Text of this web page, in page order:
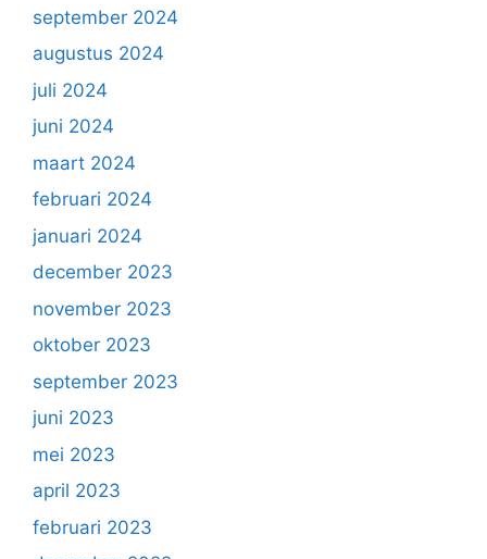
september 2024
augustus 2024
juli 2024
juni 2024
maart 2024
februari 2024
januari 2024
december 2023
november 2023
oktober 2023
september 2023
juni 2023
mei 2023
april 2023
februari 2023